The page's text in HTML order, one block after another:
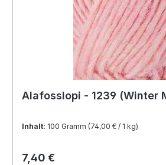
Alafosslopi - 1239 (Winter
Inhalt: 100 Gramm (74,00 € / 1 kg)
Regulärer Preis:
7,40 €